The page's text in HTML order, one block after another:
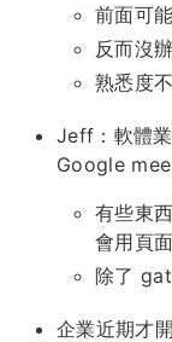
前面可
反而沒
熟悉度
Jeff：軟體
Google
有些東
會用頁
除了
企業近期才